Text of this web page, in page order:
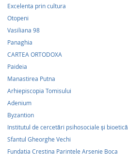
Excelenta prin cultura
Otopeni
Vasiliana 98
Panaghia
CARTEA ORTODOXA
Paideia
Manastirea Putna
Arhiepiscopia Tomisului
Adenium
Byzantion
Institutul de cercetări psihosociale şi bioetică
Sfantul Gheorghe Vechi
Fundatia Crestina Parintele Arsenie Boca